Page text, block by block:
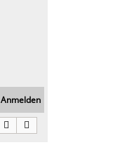
Anmelden